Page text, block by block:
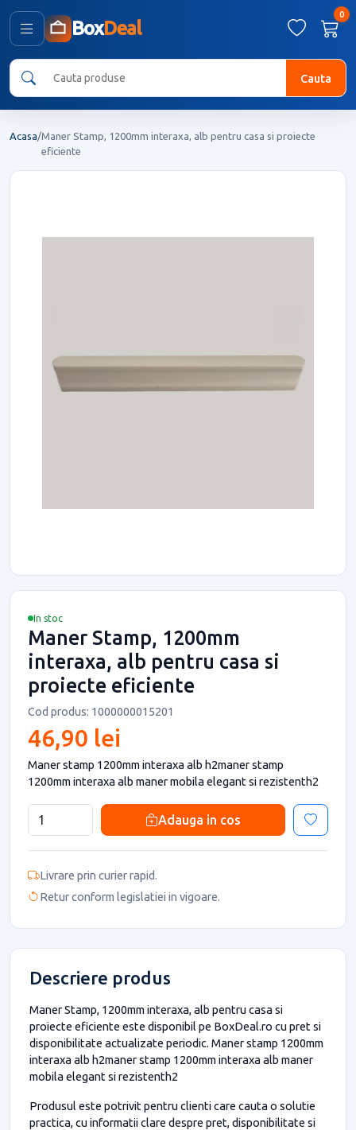
BoxDeal
0
Cauta
Acasa/Maner Stamp, 1200mm interaxa, alb pentru casa si proiecte
eficiente
In stoc
Maner Stamp, 1200mm
interaxa, alb pentru casa si
proiecte eficiente
Cod produs: 1000000015201
46,90 lei
Maner stamp 1200mm interaxa alb h2maner stamp
1200mm interaxa alb maner mobila elegant si rezistenth2
Adauga in cos
Livrare prin curier rapid.
Retur conform legislatiei in vigoare.
Descriere produs
Maner Stamp, 1200mm interaxa, alb pentru casa si
proiecte eficiente este disponibil pe BoxDeal.ro cu pret si
disponibilitate actualizate periodic. Maner stamp 1200mm
interaxa alb h2maner stamp 1200mm interaxa alb maner
mobila elegant si rezistenth2
Produsul este potrivit pentru clienti care cauta o solutie
practica, cu informatii clare despre pret, disponibilitate si